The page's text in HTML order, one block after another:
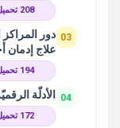
208 تحميل
03 دور
علاج إدمان
194 تحميل
04 الأدلّة
172 تحميل